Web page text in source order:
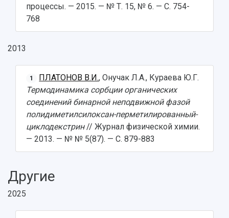
процессы. — 2015. — № Т. 15, № 6. — С. 754-
768
2013
1 ПЛАТОНОВ В.И., Онучак Л.А., Кураева Ю.Г.
Термодинамика сорбции органических
соединений бинарной неподвижной фазой
полидиметилсилоксан-перметилированный-
циклодекстрин// Журнал физической химии.
— 2013. — № № 5(87). — С. 879-883
Другие
2025